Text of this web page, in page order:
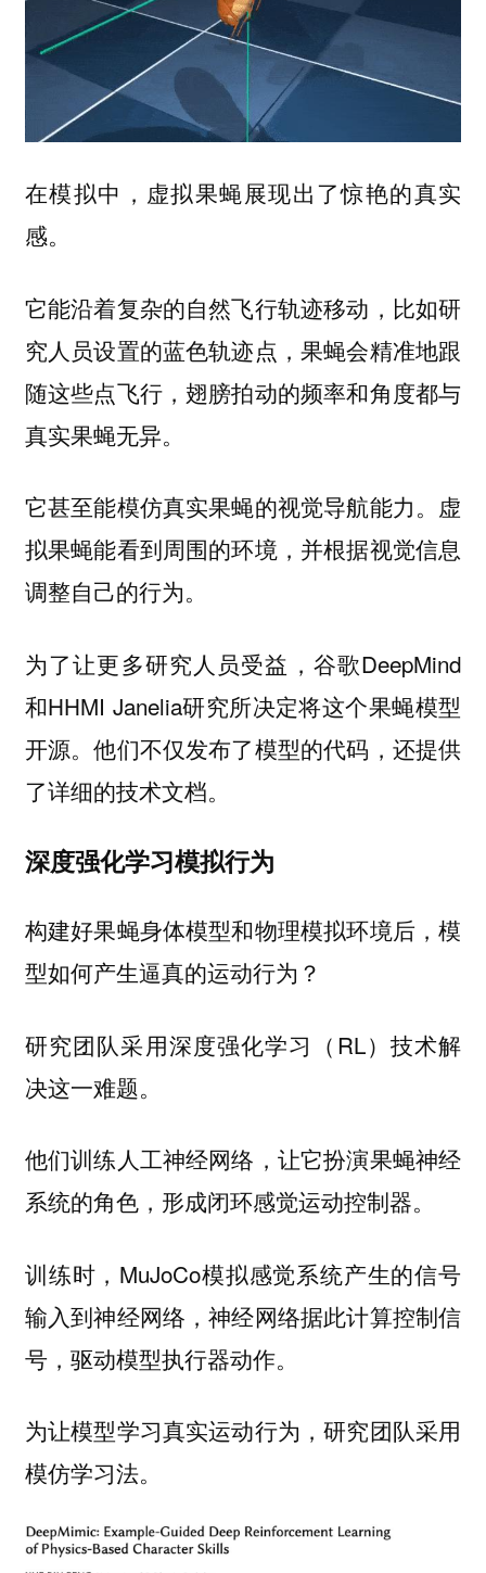
在模拟中，虚拟果蝇展现出了惊艳的真实
感。
它能沿着复杂的自然飞行轨迹移动，比如研
究人员设置的蓝色轨迹点，果蝇会精准地跟
随这些点飞行，翅膀拍动的频率和角度都与
真实果蝇无异。
它甚至能模仿真实果蝇的视觉导航能力。虚
拟果蝇能看到周围的环境，并根据视觉信息
调整自己的行为。
为了让更多研究人员受益，谷歌DeepMind
和HHMI Janelia研究所决定将这个果蝇模型
开源。他们不仅发布了模型的代码，还提供
了详细的技术文档。
深度强化学习模拟行为
构建好果蝇身体模型和物理模拟环境后，模
型如何产生逼真的运动行为？
研究团队采用深度强化学习（RL）技术解
决这一难题。
他们训练人工神经网络，让它扮演果蝇神经
系统的角色，形成闭环感觉运动控制器。
训练时，MuJoCo模拟感觉系统产生的信号
输入到神经网络，神经网络据此计算控制信
号，驱动模型执行器动作。
为让模型学习真实运动行为，研究团队采用
模仿学习法。